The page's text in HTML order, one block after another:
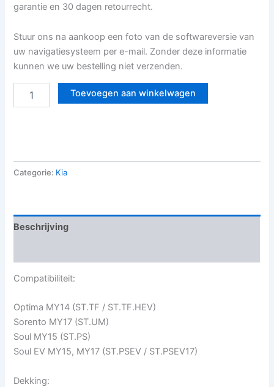
garantie en 30 dagen retourrecht.
Stuur ons na aankoop een foto van de softwareversie van
uw navigatiesysteem per e-mail. Zonder deze informatie
kunnen we uw bestelling niet verzenden.
Toevoegen aan winkelwagen
Categorie: Kia
Beschrijving
Compatibiliteit:
Optima MY14 (ST.TF / ST.TF.HEV)
Sorento MY17 (ST.UM)
Soul MY15 (ST.PS)
Soul EV MY15, MY17 (ST.PSEV / ST.PSEV17)
Dekking: